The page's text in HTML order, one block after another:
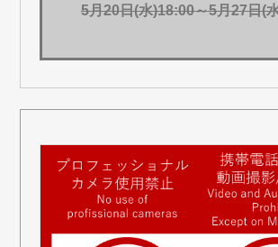
5月20日(水)18:00～5月27日(